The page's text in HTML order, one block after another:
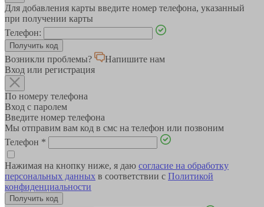
Для добавления карты введите номер телефона, указанный
при получении карты
Телефон:
Возникли проблемы?
Напишите нам
Вход или регистрация
По номеру телефона
Вход с паролем
Введите номер телефона
Мы отправим вам код в смс на телефон или позвоним
Телефон *
Нажимая на кнопку ниже, я даю согласие на обработку
персональных данных в соответствии с Политикой
конфиденциальности